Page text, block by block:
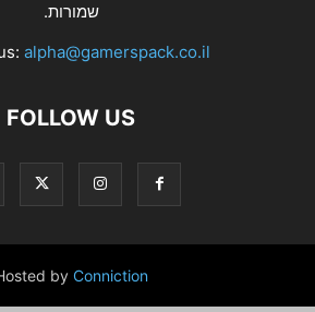
שמורות.
alpha@gamerspack.co.il
FOLLOW US
by Conniction